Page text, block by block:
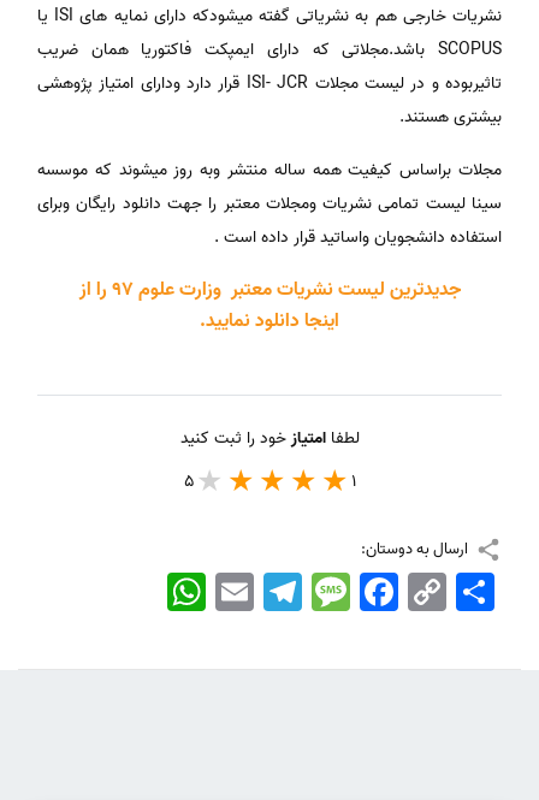
نشریات خارجی هم به نشریاتی گفته میشودکه دارای نمایه های ISI یا
SCOPUS باشد.مجلاتی که دارای ایمپکت فاکتوریا همان ضریب
تاثیربوده و در لیست مجلات ISI- JCR قرار دارد ودارای امتیاز پژوهشی
بیشتری هستند.
مجلات براساس کیفیت همه ساله منتشر وبه روز میشوند که موسسه
سینا لیست تمامی نشریات ومجلات معتبر را جهت دانلود رایگان وبرای
استفاده دانشجویان واساتید قرار داده است .
جدیدترین لیست نشریات معتبر وزارت علوم 97
را از
اینجا دانلود نمایید.
لطفاامتیازخود را ثبت کنید
1
5
ارسال به دوستان:
WhatsApp EmailTelegramMessageFacebook Copy
Link
اشتراک